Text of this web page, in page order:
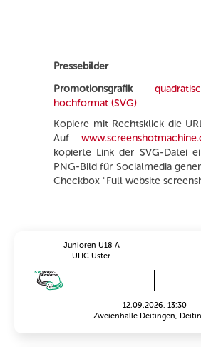
Pressebilder
Promotionsgrafik
hochformat (SVG)
Kopiere mit Rechtsklick die
Auf
kopierte Link der SVG-Datei
PNG-Bild für Socialmedia
Checkbox "Full website
Junioren U18 A
UHC Uster
12.09.2026, 13:30
Zweienhalle Deitingen,